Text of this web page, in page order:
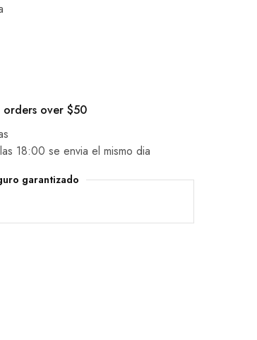
over $50
18:00 se envia el mismo dia
garantizado